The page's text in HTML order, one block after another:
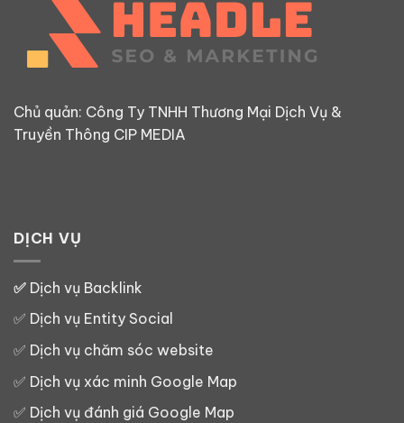
Chủ quản: Công Ty TNHH Thương Mại Dịch Vụ &
Truyền Thông CIP MEDIA
DỊCH VỤ
✅ Dịch vụ Backlink
✅ Dịch vụ Entity Social
✅ Dịch vụ chăm sóc website
✅ Dịch vụ xác minh Google Map
✅ Dịch vụ đánh giá Google Map